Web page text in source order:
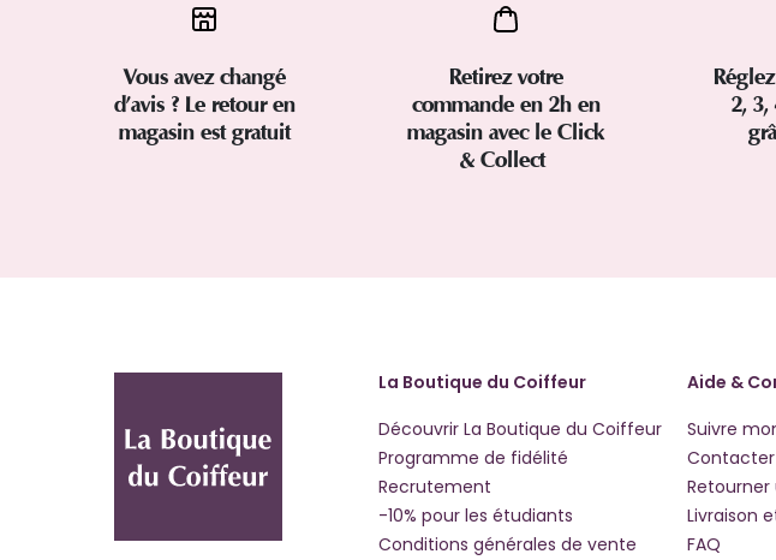
Vous avez changé
d’avis ? Le retour en
magasin est gratuit
Retirez votre
commande en 2h en
magasin avec le Click
& Collect
2,
La Boutique du Coiffeur
Découvrir La Boutique du Coiffeur
Programme de fidélité
Recrutement
-10% pour les étudiants
Conditions générales de vente
Aide &
Suivre
Contacter
Livraison
FAQ